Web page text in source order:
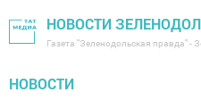
НОВОСТИ
Газета "Зеленодольская правда" -
НОВОСТИ